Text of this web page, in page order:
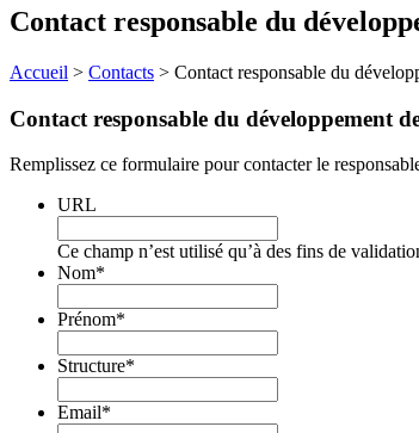
Contact responsable du
Accueil > Contacts > Contact responsable du
Contact responsable du développement
Remplissez ce formulaire pour contacter le
URL
Ce champ n’est utilisé qu’à des fins de
Nom*
Prénom*
Structure*
Email*